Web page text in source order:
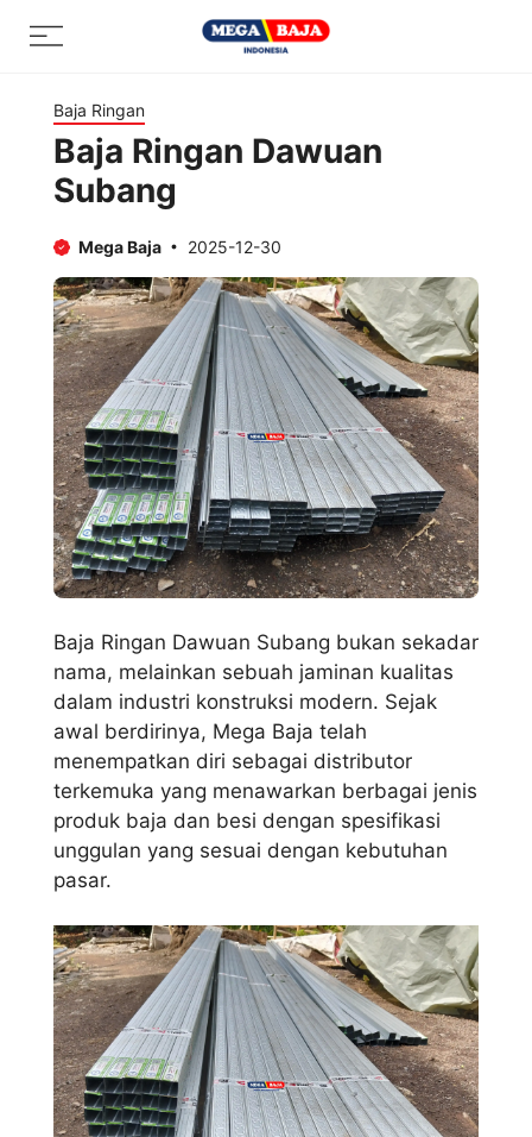
Menu
Baja Ringan
Baja Ringan Dawuan
Subang
Mega Baja 2025-12-30
Baja Ringan Dawuan Subang bukan sekadar
nama, melainkan sebuah jaminan kualitas
dalam industri konstruksi modern. Sejak
awal berdirinya, Mega Baja telah
menempatkan diri sebagai distributor
terkemuka yang menawarkan berbagai jenis
produk baja dan besi dengan spesifikasi
unggulan yang sesuai dengan kebutuhan
pasar.